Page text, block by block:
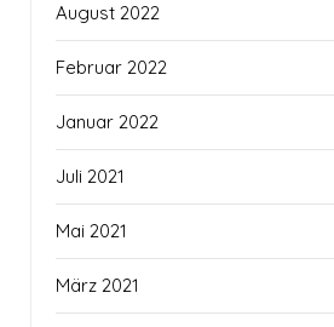
August 2022
Februar 2022
Januar 2022
Juli 2021
Mai 2021
März 2021